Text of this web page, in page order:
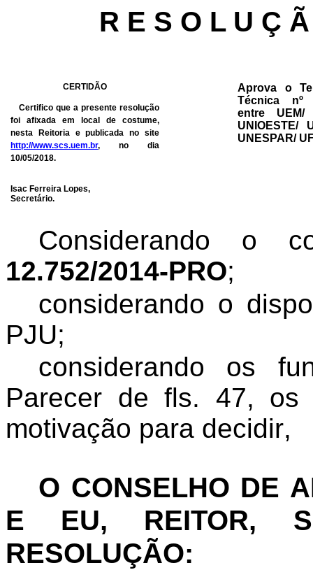
R E S O L U Ç
CERTIDÃO
Certifico que a presente resolução
foi afixada em local de costume,
nesta Reitoria e publicada no site
http://www.scs.uem.br, no dia
10/05/2018.
Isac Ferreira Lopes,
Secretário.
Aprova o
Técnica nº
entre UEM/
UNIOESTE/
UNESPAR/
Considerando o
12.752/2014-PRO;
considerando o
PJU;
considerando os
Parecer de fls. 47, os
motivação para decidir,
O CONSELHO DE
E EU, REITOR,
RESOLUÇÃO: